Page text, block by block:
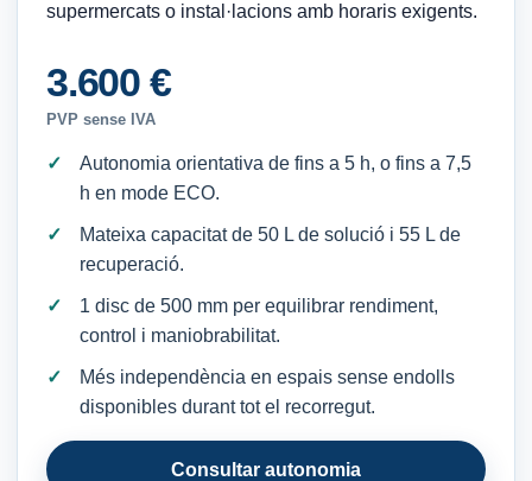
supermercats o instal·lacions amb horaris exigents.
3.600 €
PVP sense IVA
Autonomia orientativa de fins a 5 h, o fins a 7,5
h en mode ECO.
Mateixa capacitat de 50 L de solució i 55 L de
recuperació.
1 disc de 500 mm per equilibrar rendiment,
control i maniobrabilitat.
Més independència en espais sense endolls
disponibles durant tot el recorregut.
Consultar autonomia